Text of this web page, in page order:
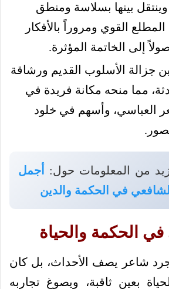
بينها بسلاسة ومنطق
القوي ومروراً بالأفكار
إلى الخاتمة المؤثرة.
جزالة الأسلوب القديم ورشاقة
مما منحه مكانة فريدة في
العباسي، وأسهم في خلود
من المعلومات حول:
أجمل
في الحكمة والدين
في الحكمة والحياة
شاعر يصف الأحداث، بل كان
بعين ثاقبة، ويصوغ تجاربه